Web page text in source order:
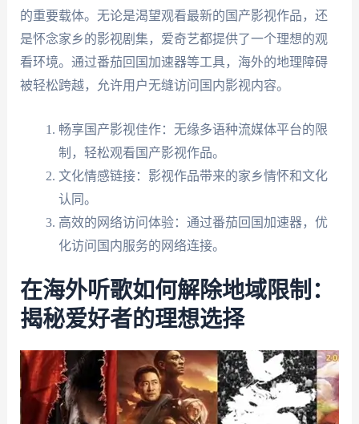
的重要载体。无论是渴望观看最新的国产影视作品，还
是怀念家乡的影视剧集，爱奇艺都提供了一个理想的观
看环境。通过番茄回国加速器等工具，海外的地理障碍
被轻松跨越，允许用户无缝访问国内影视内容。
畅享国产影视佳作：无缘多语种流媒体平台的限
制，轻松观看国产影视作品。
文化情感链接：影视作品带来的家乡情怀和文化
认同。
高效的网络访问体验：通过番茄回国加速器，优
化访问国内服务的网络连接。
在海外听歌如何解除地域限制：
揭秘爱好者的理想选择